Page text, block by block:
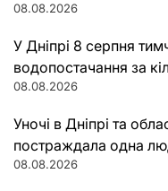
08.08.2026
У Дніпрі 8 серпня
водопостачання за
08.08.2026
Уночі в Дніпрі та
постраждала одна
08.08.2026